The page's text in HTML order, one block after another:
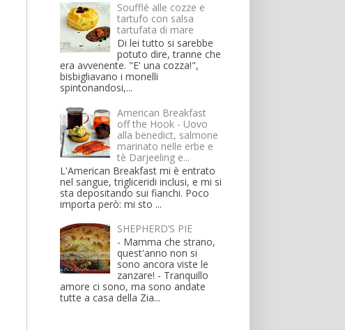
Soufflé alle cozze e
tartufo con salsa
tartufata di mare
Di lei tutto si sarebbe
potuto dire, tranne che
era avvenente. "E' una cozza!",
bisbigliavano i monelli
spintonandosi,...
American Breakfast
off the Hook - Uovo
alla benedict, salmone
marinato nelle erbe e
tè Darjeeling e...
L'American Breakfast mi è entrato
nel sangue, trigliceridi inclusi, e mi si
sta depositando sui fianchi. Poco
importa però: mi sto ...
SHEPHERD’S PIE
- Mamma che strano,
quest'anno non si
sono ancora viste le
zanzare! - Tranquillo
amore ci sono, ma sono andate
tutte a casa della Zia...